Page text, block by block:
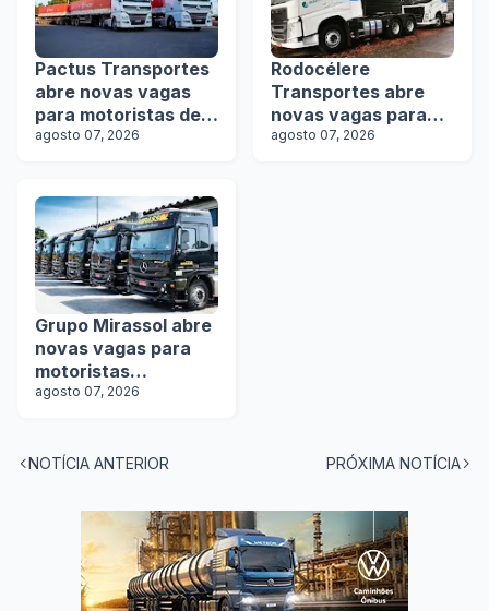
Pactus Transportes
abre novas vagas
para motoristas de
rodotrens
agosto 07, 2026
Rodocélere
Transportes abre
novas vagas para
motoristas
agosto 07, 2026
Grupo Mirassol abre
novas vagas para
motoristas
categoria D e E
agosto 07, 2026
NOTÍCIA ANTERIOR PRÓXIMA NOTÍCIA